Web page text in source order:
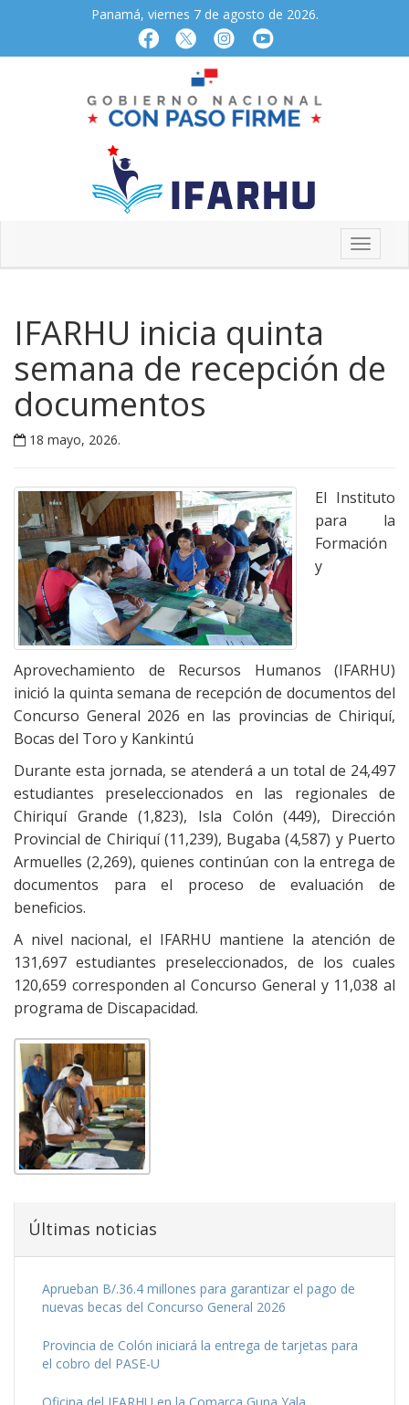
Panamá, viernes 7 de agosto de 2026.
IFARHU inicia quinta
semana de recepción de
documentos
18 mayo, 2026.
El Instituto
para la
Formación
y
Aprovechamiento de Recursos Humanos (IFARHU)
inició la quinta semana de recepción de documentos del
Concurso General 2026 en las provincias de Chiriquí,
Bocas del Toro y Kankintú
Durante esta jornada, se atenderá a un total de 24,497
estudiantes preseleccionados en las regionales de
Chiriquí Grande (1,823), Isla Colón (449), Dirección
Provincial de Chiriquí (11,239), Bugaba (4,587) y Puerto
Armuelles (2,269), quienes continúan con la entrega de
documentos para el proceso de evaluación de
beneficios.
A nivel nacional, el IFARHU mantiene la atención de
131,697 estudiantes preseleccionados, de los cuales
120,659 corresponden al Concurso General y 11,038 al
programa de Discapacidad.
Últimas noticias
Aprueban B/.36.4 millones para garantizar el pago de
nuevas becas del Concurso General 2026
Provincia de Colón iniciará la entrega de tarjetas para
el cobro del PASE-U